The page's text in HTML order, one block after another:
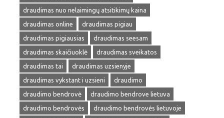
draudimas nuo nelaimingų atsitikimų kaina
draudimas online
draudimas pigiau
draudimas pigiausias
draudimas seesam
draudimas skaičiuoklė
draudimas sveikatos
draudimas tai
draudimas uzsienyje
draudimas vykstant i uzsieni
draudimo
draudimo bendrovė
draudimo bendrove lietuva
draudimo bendrovės
draudimo bendrovės lietuvoje